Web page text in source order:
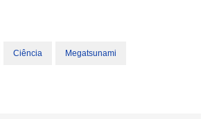
Ciência Megatsunami